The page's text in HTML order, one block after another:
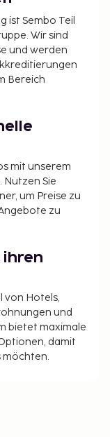
5000 PHP
nicht
ist Sembo Teil
Wir sind
und werden
Bereich
mit unserem
Nutzen Sie
um Preise zu
zu
ihren
von Hotels,
und
bietet maximale
damit
möchten.